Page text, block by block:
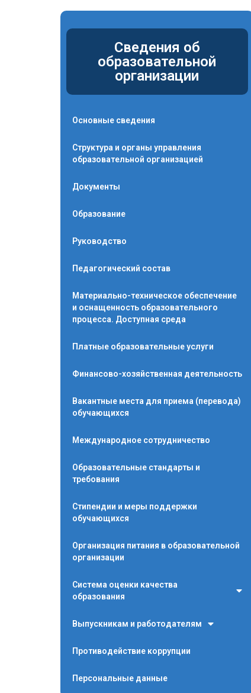
Сведения об
образовательной
организации
Основные сведения
Структура и органы управления
образовательной организацией
Документы
Образование
Руководство
Педагогический состав
Материально-техническое обеспечение
и оснащенность образовательного
процесса. Доступная среда
Платные образовательные услуги
Финансово-хозяйственная деятельность
Вакантные места для приема (перевода)
обучающихся
Международное сотрудничество
Образовательные стандарты и
требования
Стипендии и меры поддержки
обучающихся
Организация питания в образовательной
организации
Система оценки качества
образования
Выпускникам и работодателям
Противодействие коррупции
Персональные данные